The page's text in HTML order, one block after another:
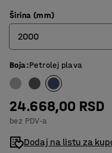
Širina (mm)
2000
600
800
1000
1200
Boja:Petrolej plava
24.668,00 RSD
bez PDV-a
Dodaj na listu za